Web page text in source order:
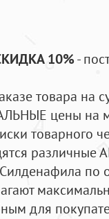
10%-
товара на
цены на
товарного
по
для